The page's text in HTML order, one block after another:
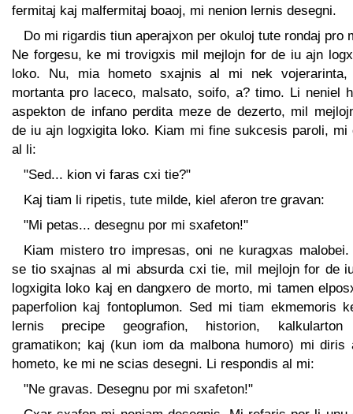
fermitaj kaj malfermitaj boaoj, mi nenion lernis desegni.
Do mi rigardis tiun aperajxon per okuloj tute rondaj pro
Ne forgesu, ke mi trovigxis mil mejlojn for de iu ajn
loko. Nu, mia hometo sxajnis al mi nek vojerarinta,
mortanta pro laceco, malsato, soifo, a? timo. Li neniel
aspekton de infano perdita meze de dezerto, mil
de iu ajn logxigita loko. Kiam mi fine sukcesis paroli, mi
al li:
"Sed... kion vi faras cxi tie?"
Kaj tiam li ripetis, tute milde, kiel aferon tre gravan:
"Mi petas... desegnu por mi sxafeton!"
Kiam mistero tro impresas, oni ne kuragxas
se tio sxajnas al mi absurda cxi tie, mil mejlojn for de
logxigita loko kaj en dangxero de morto, mi tamen
paperfolion kaj fontoplumon. Sed mi tiam ekmemoris
lernis precipe geografion, historion,
gramatikon; kaj (kun iom da malbona humoro) mi diris
hometo, ke mi ne scias desegni. Li respondis al mi:
"Ne gravas. Desegnu por mi sxafeton!"